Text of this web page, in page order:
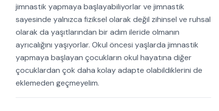
jimnastik yapmaya başlayabiliyorlar ve jimnastik
sayesinde yalnızca fiziksel olarak değil zihinsel ve ruhsal
olarak da yaşıtlarından bir adım ileride olmanın
ayrıcalığını yaşıyorlar. Okul öncesi yaşlarda jimnastik
yapmaya başlayan çocukların okul hayatına diğer
çocuklardan çok daha kolay adapte olabildiklerini de
eklemeden geçmeyelim.